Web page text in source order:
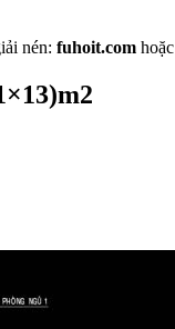
nén: fuhoit.com hoặc